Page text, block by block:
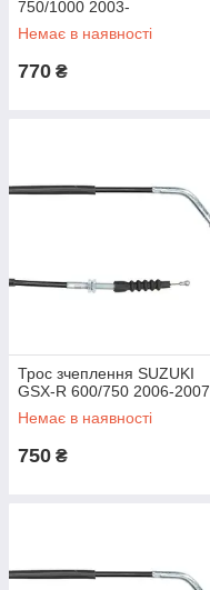
750/1000 2003-
Немає в наявності
770 ₴
Трос зчеплення SUZUKI
GSX-R 600/750 2006-2007
Немає в наявності
750 ₴